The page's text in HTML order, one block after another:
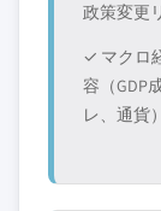
政策変更
✓ マクロ
容（GDP
レ、通貨）